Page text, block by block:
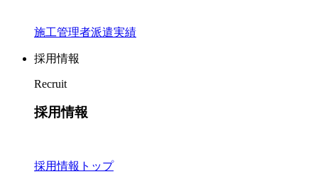
施工管理者派遣実績
採用情報
Recruit
採用情報
採用情報トップ